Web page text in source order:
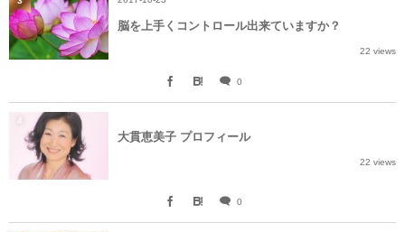
脳を上手くコントロール出来ていますか？
22 views
0
大貫恵美子 プロフィール
22 views
0
4